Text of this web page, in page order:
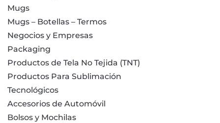
Mugs
Mugs – Botellas – Termos
Negocios y Empresas
Packaging
Productos de Tela No Tejida (TNT)
Productos Para Sublimación
Tecnológicos
Accesorios de Automóvil
Bolsos y Mochilas